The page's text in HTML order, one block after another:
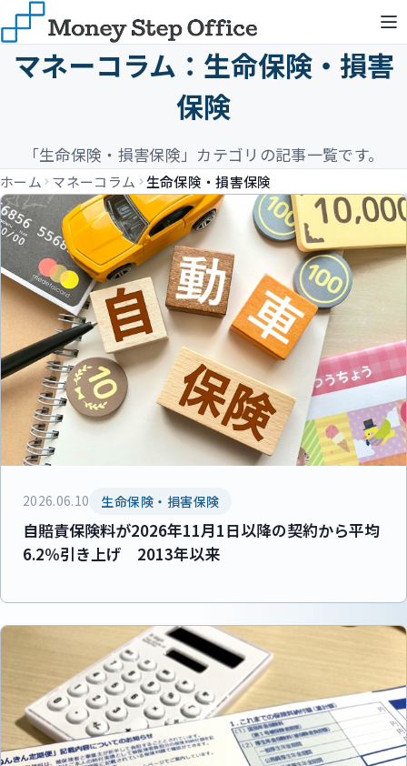
マネーコラム：生命保険・損害
保険
「生命保険・損害保険」カテゴリの記事一覧です。
ホーム マネーコラム 生命保険・損害保険
2026.06.10 生命保険・損害保険
自賠責保険料が2026年11月1日以降の契約から平均
6.2％引き上げ 2013年以来